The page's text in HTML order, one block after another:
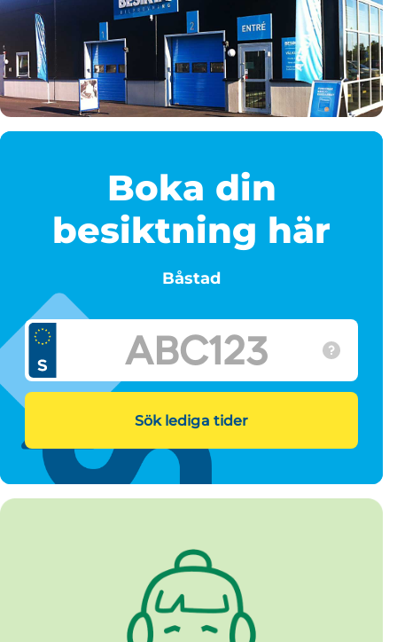
Boka din
besiktning här
Båstad
Sök lediga tider